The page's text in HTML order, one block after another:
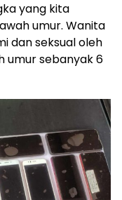
yang kita
umur. Wanita
dan seksual oleh
umur sebanyak 6